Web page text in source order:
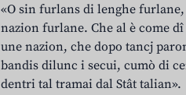
«O sin furlans di lenghe
nazion furlane. Che al è come
une nazion, che dopo tancj
bandis dilunc i secui, cumò di
dentri tal tramai dal Stât talian».